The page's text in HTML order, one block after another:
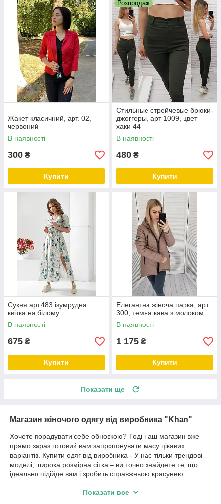
Жакет класичний, арт. 02,
червоний
В наявності
300 ₴
Купити
Розпродаж
Стильные стрейчевые брюки-
джоггеры, арт 1009, цвет
хаки 44
В наявності
480 ₴
Купити
Сукня арт.483 ізумрудна
квітка на білому
В наявності
675 ₴
Купити
Елегантна жіноча парка, арт.
300, темна кава з молоком
В наявності
1 175 ₴
Купити
Показати ще
Магазин жіночого одягу від виробника "Khan"
Хочете порадувати себе обновкою? Тоді наш магазин вже
прямо зараз готовий вам запропонувати масу цікавих
варіантів. Купити одяг від виробника - У нас тільки трендові
моделі, широка розмірна сітка – ви точно знайдете те, що
ідеально підійде вам і зробить справжньою красунею!
Жіночий одяг недорого – купити її
дійсно просто!
Показати все